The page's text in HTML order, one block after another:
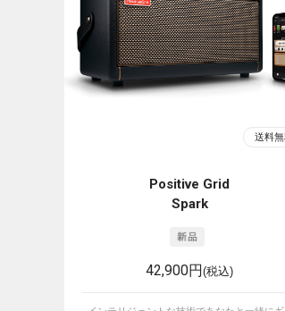
Positive Grid
Spark
42,900円(税込)